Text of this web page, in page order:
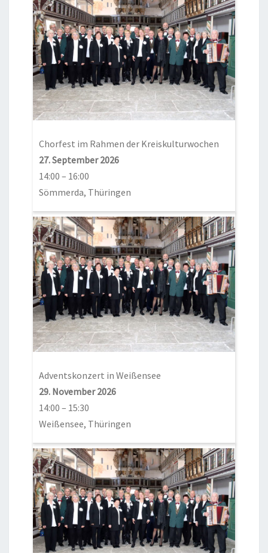
Chorfest im Rahmen der Kreiskulturwochen
27. September 2026
14:00 – 16:00
Sömmerda, Thüringen
Adventskonzert in Weißensee
29. November 2026
14:00 – 15:30
Weißensee, Thüringen